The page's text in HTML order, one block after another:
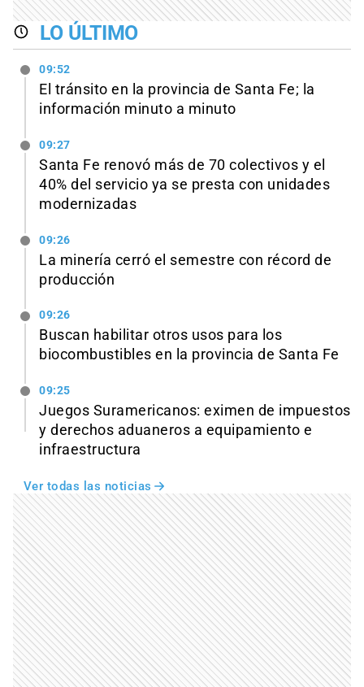
LO ÚLTIMO
09:52
El tránsito en la provincia de Santa Fe; la
información minuto a minuto
09:27
Santa Fe renovó más de 70 colectivos y el
40% del servicio ya se presta con unidades
modernizadas
09:26
La minería cerró el semestre con récord de
producción
09:26
Buscan habilitar otros usos para los
biocombustibles en la provincia de Santa Fe
09:25
Juegos Suramericanos: eximen de impuestos
y derechos aduaneros a equipamiento e
infraestructura
Ver todas las noticias